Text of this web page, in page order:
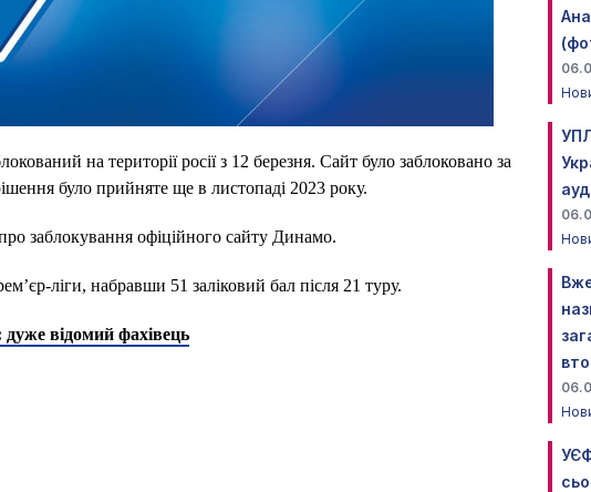
на території росії з 12 березня. Сайт було заблоковано за
було прийняте ще в листопаді 2023 року.
заблокування офіційного сайту Динамо.
ліги, набравши 51 заліковий бал після 21 туру.
відомий фахівець